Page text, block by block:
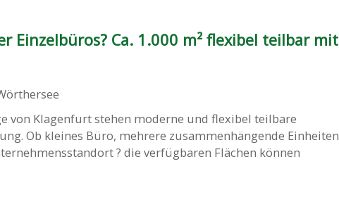
Einzelbüros? Ca. 1.000 m² flexibel teilbar mit
von Klagenfurt stehen moderne und flexibel teilbare
Ob kleines Büro, mehrere zusammenhängende Einheiten
? die verfügbaren Flächen können